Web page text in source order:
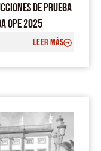
DE PRUEBA
OPE 2025
LEER MÁS